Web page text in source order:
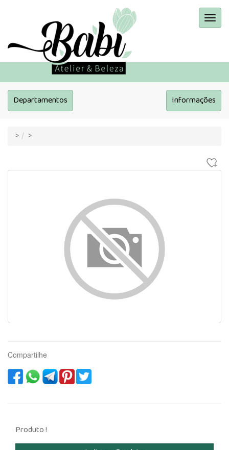
Menu
Departamentos Informações
> >
Compartilhe
Produto!